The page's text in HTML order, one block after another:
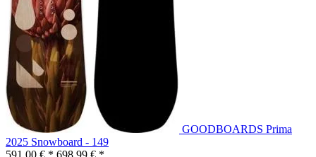
GOODBOARDS Prima
2025 Snowboard - 149
591,00 € * 698,99 € *